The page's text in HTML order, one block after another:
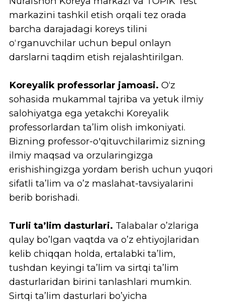
birida magistratura yoki doktorantura
bosqichida o’qishni davom ettirish
imkoniyati taqdim etiladi. Biz talabalarga
Global Korea Scholarship (GKS) dasturiga
ariza topshirishda ko’mak va ta’lim olish
uchun moliyaviy yordam olishda qator
Bizning oliy maqsadimiz
HKU jamoasining eng oliy maqsadi - bu
mamlakatimiz va jahon taraqqiyotiga hissa
qo‘shadigan sifatli ta’lim berishdir. Biz Yangi
O’zbekistonda yetuk, barkamol, zamonaviy
hamda sog’lom fikrlay oladigan, vaqt qadrini
bilib, uni to’g’ri taqsimlay oladigan
yoshlarning yetishib chiqishida o’z
hissamizni qo’shishni oldimizga maqsad
qilganmiz.
bitirib chiqqan talabalar nafaqat
O’zbekistonda, balki butun dunyoga
mashhur Abu Ali Ibn Sino, Abu Rayhon
Beruniy, Mirzo Ulug’beklar kabi yetuk
allomalar bo’lishlariga ishonamiz. Shunday
olimlarni dunyoga keltirgan yurtdan yanada
ko‘proq buyuk insonlar yetishib chiqishiga
ishonamiz. Zero, "MUVAFFAQIYATLI HAYOT